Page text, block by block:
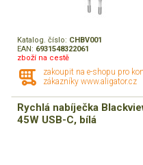
Katalog. číslo: CHBV001
EAN: 6931548322061
zboží na cestě
zakoupit na e-shopu pro
zákazníky www.aligator.cz
Rychlá nabíječka
45W USB-C, bílá